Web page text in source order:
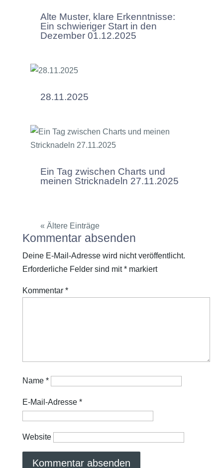
Alte Muster, klare Erkenntnisse:
Ein schwieriger Start in den
Dezember 01.12.2025
28.11.2025
Ein Tag zwischen Charts und
meinen Stricknadeln 27.11.2025
« Ältere Einträge
Kommentar absenden
Deine E-Mail-Adresse wird nicht veröffentlicht.
Erforderliche Felder sind mit*markiert
Kommentar *
Name *
E-Mail-Adresse *
Website